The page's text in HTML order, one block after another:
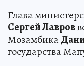
Глава
Сергей Лавров
Мозамбика
государства